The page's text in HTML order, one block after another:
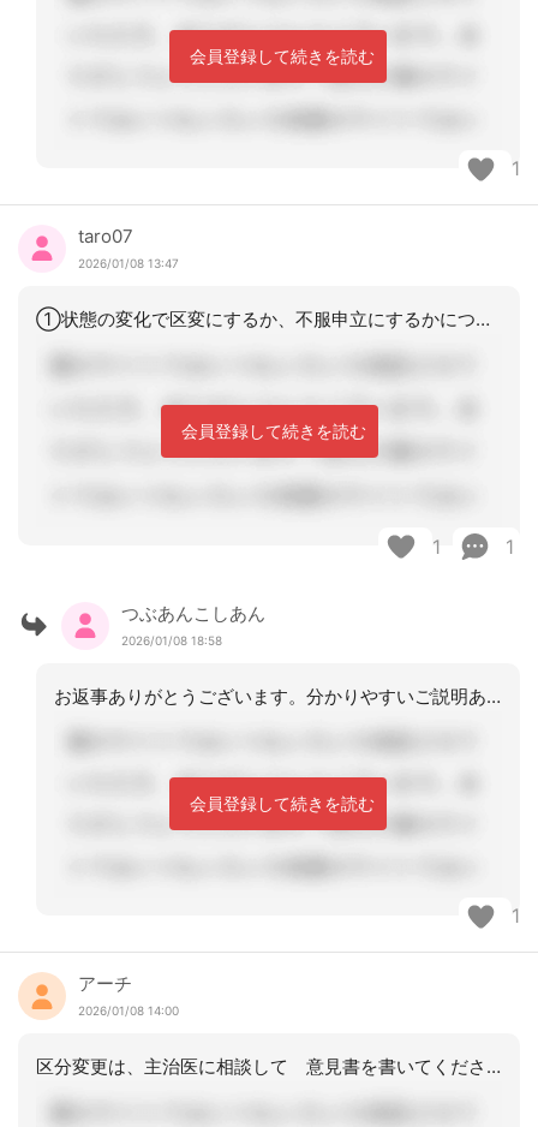
会員登録して続きを読む
1
taro07
2026/01/08 13:47
①状態の変化で区変にするか、不服申立にするかについては、兼任CMさんの説明通りで
会員登録して続きを読む
1 1
つぶあんこしあん
2026/01/08 18:58
お返事ありがとうございます。分かりやすいご説明ありがとうございました！
会員登録して続きを読む
1
アーチ
2026/01/08 14:00
区分変更は、主治医に相談して 意見書を書いてくださるなら、本人 家族の希望にそっ